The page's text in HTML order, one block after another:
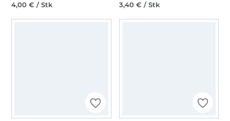
4,00 € / Stk 3,40 € / Stk